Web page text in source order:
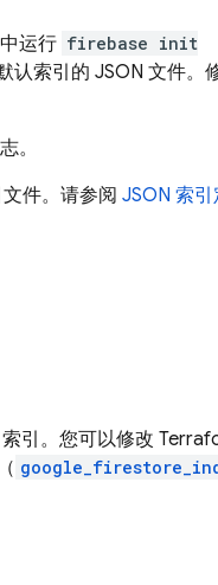
运行 firebase init
认索引的 JSON 文件。
。
件。请参阅 JSON 索
引。您可以修改